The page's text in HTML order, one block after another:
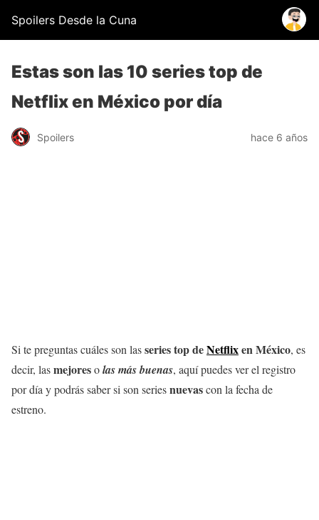
Spoilers Desde la Cuna
Estas son las 10 series top de
Netflix en México por día
Spoilers hace 6 años
Si te preguntas cuáles son lasseries top deNetflixen México, es
decir, lasmejoresolas más buenas, aquí puedes ver el registro
por día y podrás saber si son seriesnuevascon la fecha de
estreno.